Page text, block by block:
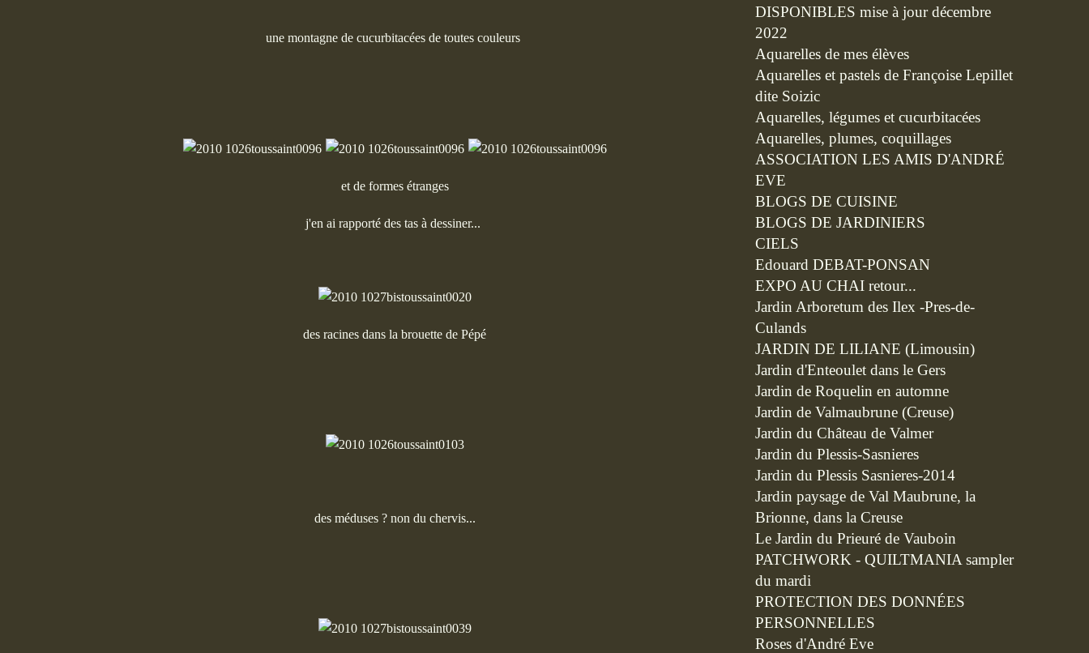
une montagne de cucurbitacées de toutes couleurs
et de formes étranges
j'en ai rapporté des tas à dessiner...
des racines dans la brouette de Pépé
des méduses ? non du chervis...
DISPONIBLES mise à jour décembre
2022
Aquarelles de mes élèves
Aquarelles et pastels de Françoise Lepillet
dite Soizic
Aquarelles, légumes et cucurbitacées
Aquarelles, plumes, coquillages
ASSOCIATION LES AMIS D'ANDRÉ
EVE
BLOGS DE CUISINE
BLOGS DE JARDINIERS
CIELS
Edouard DEBAT-PONSAN
EXPO AU CHAI retour...
Jardin Arboretum des Ilex -Pres-de-
Culands
JARDIN DE LILIANE (Limousin)
Jardin d'Enteoulet dans le Gers
Jardin de Roquelin en automne
Jardin de Valmaubrune (Creuse)
Jardin du Château de Valmer
Jardin du Plessis-Sasnieres
Jardin du Plessis Sasnieres-2014
Jardin paysage de Val Maubrune, la
Brionne, dans la Creuse
Le Jardin du Prieuré de Vauboin
PATCHWORK - QUILTMANIA sampler
du mardi
PROTECTION DES DONNÉES
PERSONNELLES
Roses d'André Eve